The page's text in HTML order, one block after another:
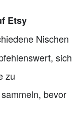
Etsy
Nischen
sich
zu
bevor